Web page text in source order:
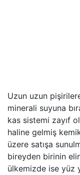
Uzun uzun
minerali suyuna
kas sistemi zayıf
haline gelmiş kemik
üzere satışa
bireyden birinin
ülkemizde ise yüz